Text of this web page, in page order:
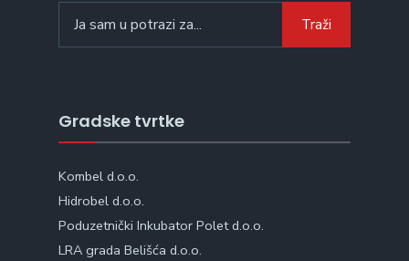
for:
Traži
Gradske tvrtke
Kombel d.o.o.
Hidrobel d.o.o.
Poduzetnički Inkubator Polet d.o.o.
LRA grada Belišća d.o.o.